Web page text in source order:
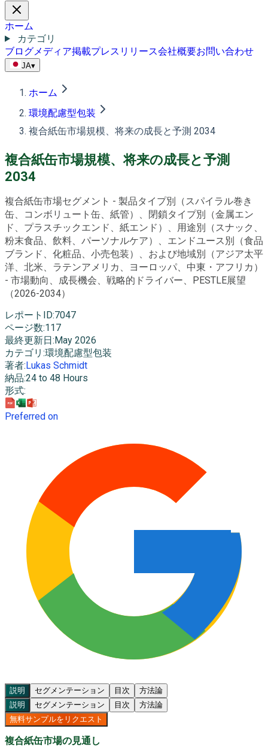
ホーム
カテゴリ
ブログメディア掲載プレスリリース会社概要お問い合わせ
JA▾
ホーム
環境配慮型包装
複合紙缶市場規模、将来の成長と予測 2034
複合紙缶市場規模、将来の成長と予測
2034
複合紙缶市場セグメント - 製品タイプ別（スパイラル巻き
缶、コンボリュート缶、紙管）、閉鎖タイプ別（金属エン
ド、プラスチックエンド、紙エンド）、用途別（スナック、
粉末食品、飲料、パーソナルケア）、エンドユース別（食品
ブランド、化粧品、小売包装）、および地域別（アジア太平
洋、北米、ラテンアメリカ、ヨーロッパ、中東・アフリカ）
- 市場動向、成長機会、戦略的ドライバー、PESTLE展望
（2026-2034）
レポートID:7047
ページ数:117
最終更新日 : May 2026
カテゴリ :環境配慮型包装
著者: Lukas Schmidt
納品:24 to 48 Hours
形式:
Preferred on
説明 セグメンテーション 目次
方法論
説明
セグメンテーション 目次
方法論
無料サンプルをリクエスト
複合紙缶市場の見通し